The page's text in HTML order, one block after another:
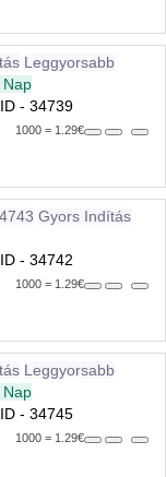
Leggyorsabb
ID - 34739
1000 = 1.29€
Gyors Indítás
ID - 34742
1000 = 1.29€
Leggyorsabb
ID - 34745
1000 = 1.29€